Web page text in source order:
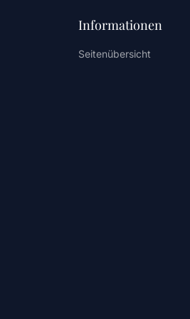
Informationen
Seitenübersicht